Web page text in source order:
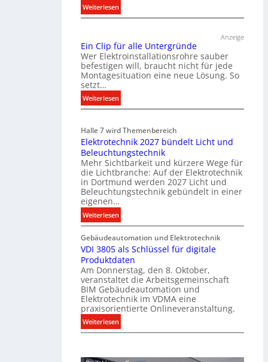
Weiterlesen:
T
r
k
o
m
u
n
k
a
t
i
o
n
t
S
y
s
t
e
m
.
Anzeige
Ein Clip für alle Untergründe
Wer Elektroinstallationsrohre sauber
befestigen will, braucht nicht für jede
Montagesituation eine neue Lösung. So
setzt…
Weiterlesen:
E
n
C
l
i
p
f
a
l
e
U
n
t
e
r
g
n
Halle 7 wird Themenbereich
Elektrotechnik 2027 bündelt Licht und
Beleuchtungstechnik
Mehr Sichtbarkeit und kürzere Wege für
die Lichtbranche: Auf der Elektrotechnik
in Dortmund werden 2027 Licht und
Beleuchtungstechnik gebündelt in einer
eigenen…
Weiterlesen:
E
l
e
k
t
r
o
t
e
c
Gebäudeautomation und Elektrotechnik
VDI 3805 als Schlüssel für digitale
Produktdaten
Am Donnerstag, den 8. Oktober,
veranstaltet die Arbeitsgemeinschaft
BIM Gebäudeautomation und
Elektrotechnik im VDMA eine
praxisorientierte Onlineveranstaltung.
Weiterlesen:
V
I